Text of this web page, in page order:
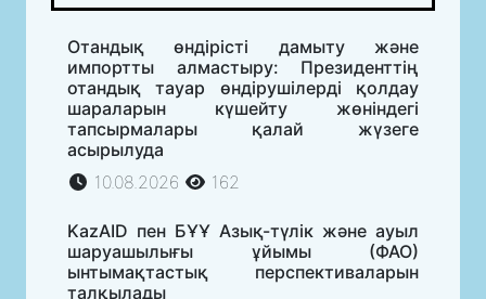
Отандық өндірісті дамыту және
импортты алмастыру: Президенттің
отандық тауар өндірушілерді қолдау
шараларын күшейту жөніндегі
тапсырмалары қалай жүзеге
асырылуда
10.08.2026
162
KazAID пен БҰҰ Азық-түлік және ауыл
шаруашылығы ұйымы (ФАО)
ынтымақтастық перспективаларын
талқылады